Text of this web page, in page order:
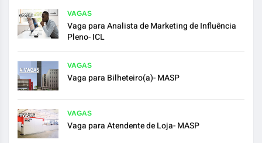
VAGAS
Vaga para Analista de Marketing de Influência
Pleno- ICL
VAGAS
Vaga para Bilheteiro(a)- MASP
VAGAS
Vaga para Atendente de Loja- MASP